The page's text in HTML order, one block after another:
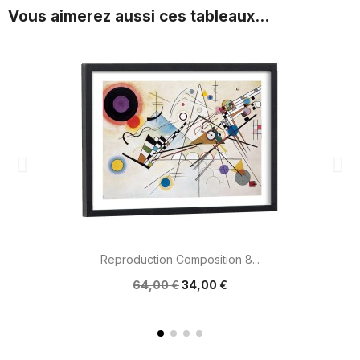
Vous aimerez aussi ces tableaux...
Reproduction Composition 8...
64,00 €34,00 €